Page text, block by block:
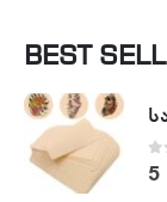
BEST
0
5